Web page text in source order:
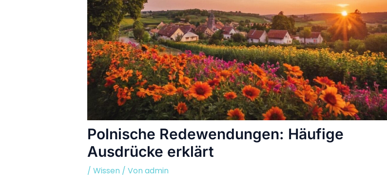
Polnische Redewendungen: Häufige
Ausdrücke erklärt
/ Wissen / Von admin